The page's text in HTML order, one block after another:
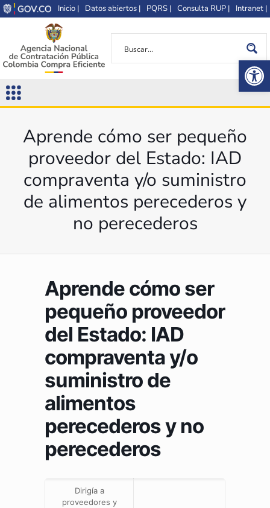
Inicio | Datos abiertos | PQRS | Consulta RUP | Intranet |
Aprende cómo ser pequeño
proveedor del Estado: IAD
compraventa y/o suministro
de alimentos perecederos y
no perecederos
Aprende cómo ser
pequeño proveedor
del Estado: IAD
compraventa y/o
suministro de
alimentos
perecederos y no
perecederos
Dirigía a
proveedores y